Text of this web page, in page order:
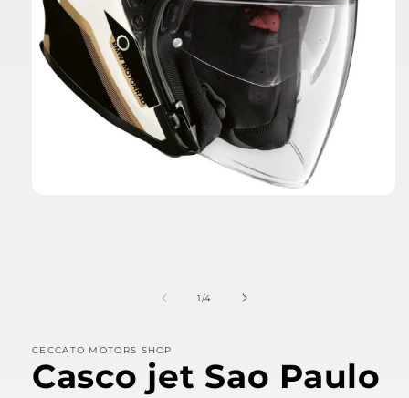
1/su
4
CECCATO MOTORS SHOP
Casco jet Sao Paulo